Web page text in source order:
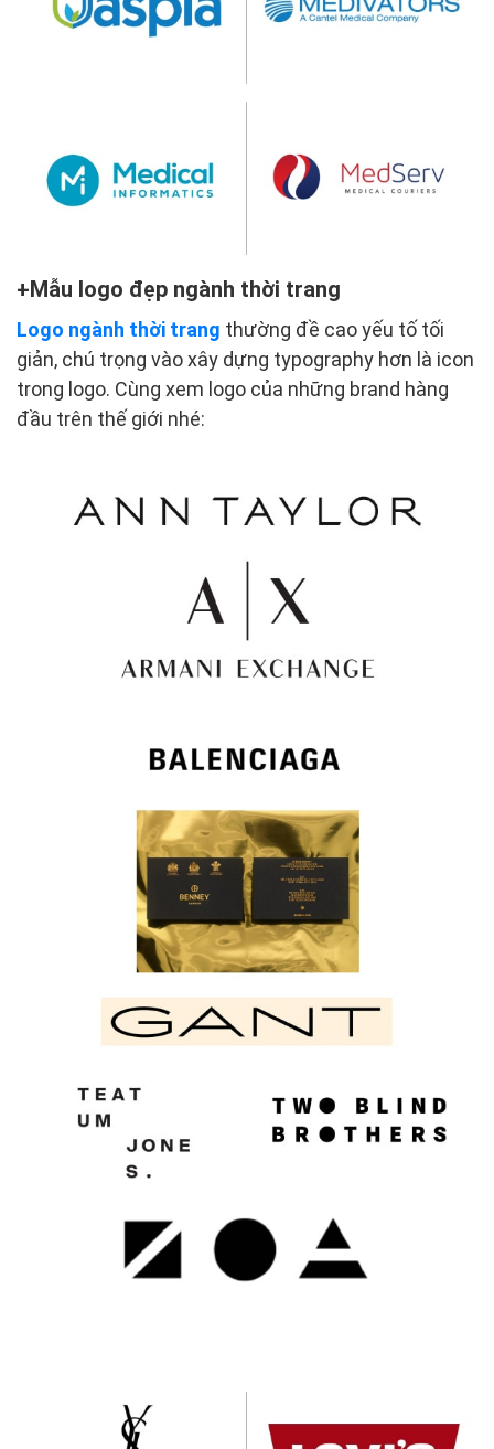
Mẫu logo đẹp ngành thời trang
Logo ngành thời trang thường đề cao yếu tố tối
giản, chú trọng vào xây dựng typography hơn là icon
trong logo. Cùng xem logo của những brand hàng
đầu trên thế giới nhé: